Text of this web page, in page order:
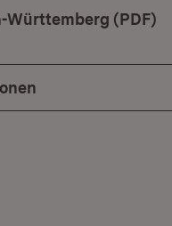
Württemberg (PDF)